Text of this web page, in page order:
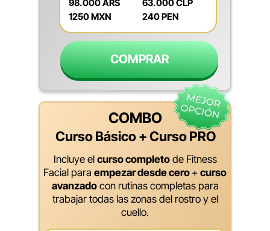
COMPRAR
98.000 ARS
1250 MXN
63.000 CLP
240 PEN
Incluye el curso completode Fitness
Facial para empezar desde cero + curso
avanzadocon rutinas completas para
trabajar todas las zonas del rostro y el
cuello.
COMBO
Curso Básico + Curso PRO